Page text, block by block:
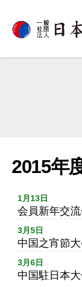
般
縄
華
華
人
総
会
2015年
1月13日
会員新年交
3月5日
中国之宵節大
3月6日
中国駐日本